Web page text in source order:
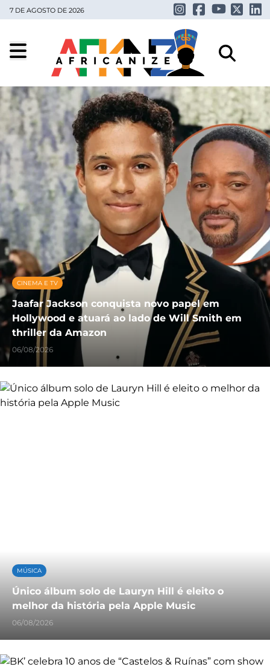
7 DE AGOSTO DE 2026
CINEMA E TV
Jaafar Jackson conquista novo papel em
Hollywood e atuará ao lado de Will Smith em
thriller da Amazon
06/08/2026
MÚSICA
Único álbum solo de Lauryn Hill é eleito o
melhor da história pela Apple Music
06/08/2026